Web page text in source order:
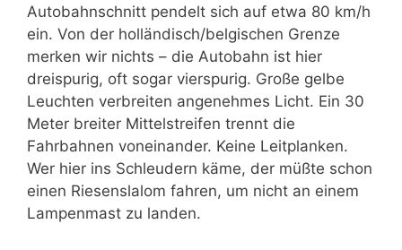
Autobahnschnitt pendelt sich auf etwa 80 km/h
ein. Von der holländisch/belgischen Grenze
merken wir nichts – die Autobahn ist hier
dreispurig, oft sogar vierspurig. Große gelbe
Leuchten verbreiten angenehmes Licht. Ein 30
Meter breiter Mittelstreifen trennt die
Fahrbahnen voneinander. Keine Leitplanken.
Wer hier ins Schleudern käme, der müßte schon
einen Riesenslalom fahren, um nicht an einem
Lampenmast zu landen.